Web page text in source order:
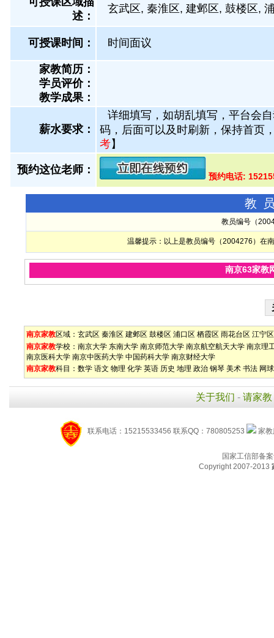
述：
玄武区, 秦淮区, 建邺区, 鼓楼区,
可授课时间： 时间面议
家教简历：
学员评价：
教学成果：
薪水要求：
详细填写，如胡乱填写，平台会
码，后面可以及时刷新，保持首页
考】
预约这位老师：
预约电话:
教
教员编号（
温馨提示：以上是教员编号（2004276）在
南京63家教
南京家教区域： 玄武区 秦淮区 建邺区 鼓楼区 浦口区 栖霞区 雨花台区 江宁区
南京家教学校： 南京大学 东南大学 南京师范大学 南京航空航天大学 南京理
南京医科大学 南京中医药大学 中国药科大学 南京财经大学
南京家教科目： 数学 语文 物理 化学 英语 历史 地理 政治 钢琴 美术 书法 网球
关于我们 - 请家教
联系电话：15215533456 联系QQ：780805253 家
国家工信部备
Copyright 2007-2013